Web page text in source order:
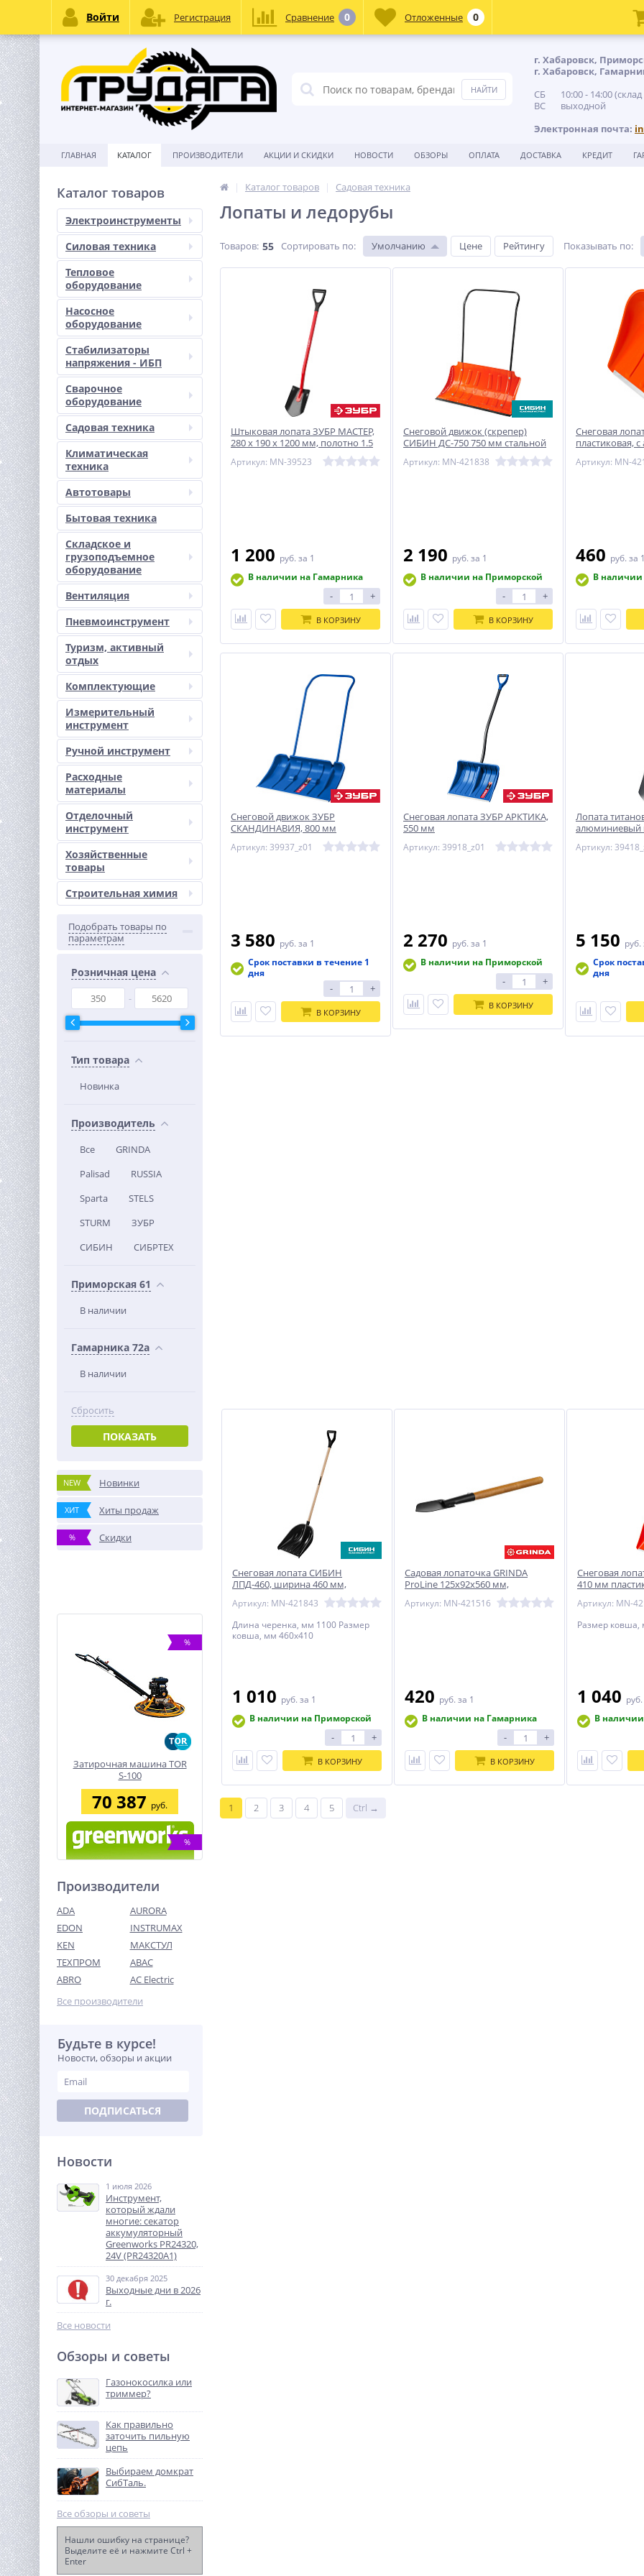
г. Хабаровск,
г. Хабаровск,
СБ 10:00 - 14:00 (склад
ВС выходной
Электронная почта:
ГЛАВНАЯ КАТАЛОГ ПРОИЗВОДИТЕЛИ АКЦИИ И СКИДКИ НОВОСТИ ОБЗОРЫ ОПЛАТА ДОСТАВКА КРЕДИТ
Каталог товаров
Электроинструменты
Силовая техника
Тепловое
оборудование
Насосное
оборудование
Стабилизаторы
напряжения - ИБП
Сварочное
оборудование
Садовая техника
Климатическая
техника
Автотовары
Бытовая техника
Складское и
грузоподъемное
оборудование
Вентиляция
Пневмоинструмент
Туризм, активный
отдых
Комплектующие
Измерительный
инструмент
Ручной инструмент
Расходные
материалы
Отделочный
инструмент
Хозяйственные
товары
Строительная химия
Подобрать товары по
параметрам
Розничная цена
Тип товара
Новинка
Производитель
Все
GRINDA
Palisad
RUSSIA
Sparta
STELS
STURM
ЗУБР
СИБИН
СИБРТЕХ
Приморская 61
В наличии
Гамарника 72а
В наличии
Сбросить
ПОКАЗАТЬ
NEW Новинки
ХИТ Хиты продаж
% Скидки
%
Затирочная машина TOR
S-100
70 387 руб.
%
Аккумулятор Greenworks
High Power G24HP8, 24V,
8Ач (2957907)
9 990
Виброплита TOR T-80
58 746руб.
%
Виброплита TOR C-50(R)
40 530
%
Затирочная машина
Производители
ADA
AURORA
EDON
INSTRUMAX
KEN
МАКСТУЛ
ТЕХПРОМ
ABAC
ABRO
AC Electric
Все производители
Будьте в курсе!
Новости, обзоры и акции
ПОДПИСАТЬСЯ
Новости
1 июля 2026
Инструмент,
который ждали
многие: секатор
аккумуляторный
Greenworks PR24320,
24V (PR24320A1)
30 декабря 2025
Выходные дни в 2026
г.
Все новости
Обзоры и советы
Газонокосилка или
триммер?
Как правильно
заточить пильную
цепь
Выбираем домкрат
СибТаль.
Все обзоры и советы
Нашли ошибку на странице?
Выделите её и нажмите Ctrl +
Enter
Каталог товаров Садовая техника
Лопаты и ледорубы
Товаров: 55 Сортировать по: Умолчанию Цене Рейтингу Показывать по:
Штыковая лопата ЗУБР МАСТЕР,
280 х 190 х 1200 мм, полотно 1.5
Артикул: MN-39523
1 200 руб. за 1
В наличии на Гамарника
- +
В КОРЗИНУ
Снеговой движок (скрепер)
СИБИН ДС-750 750 мм стальной
Артикул: MN-421838
2 190 руб. за 1
В наличии на Приморской
- +
В КОРЗИНУ
Снеговая
пластиковая,
планкой, без
Артикул: MN-
460 руб. за 1
В наличии
Снеговой движок ЗУБР
СКАНДИНАВИЯ, 800 мм
Артикул: 39937_z01
3 580 руб. за 1
Срок поставки в течение 1
дня
- +
В КОРЗИНУ
Снеговая лопата ЗУБР АРКТИКА,
550 мм
Артикул: 39918_z01
2 270 руб. за 1
В наличии на Приморской
- +
В КОРЗИНУ
Лопата
алюминиевый
черенок с
280 х 190 х
Артикул:
5 150 руб.
Срок
дня
Снеговая лопата СИБИН
ЛПД-460, ширина 460 мм,
пластиковая, с алюминиевой
планкой, деревянный черенок
Артикул: MN-421843
Длина черенка, мм 1100 Размер
ковша, мм 460х410
1 010 руб. за 1
В наличии на Приморской
- +
В КОРЗИНУ
Садовая лопаточка GRINDA
ProLine 125х92х560 мм,
Артикул: MN-421516
420 руб. за 1
В наличии на Гамарника
- +
В КОРЗИНУ
Снеговая
410 мм
алюминиевой
чере
Артикул: MN-
Размер ковша,
1 040 руб.
В
1 2 3 4 5 Ctrl →
Войти Регистрация Сравнение 0 Отложенные 0